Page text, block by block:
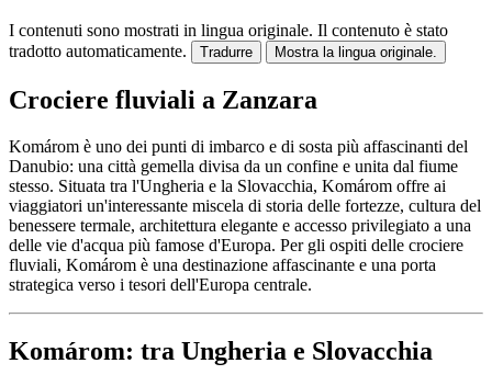
I contenuti sono mostrati in lingua originale. Il contenuto è stato
tradotto automaticamente.
Tradurre Mostra la lingua originale.
Crociere fluviali a Zanzara
Komárom è uno dei punti di imbarco e di sosta più affascinanti del
Danubio: una città gemella divisa da un confine e unita dal fiume
stesso. Situata tra l'Ungheria e la Slovacchia, Komárom offre ai
viaggiatori un'interessante miscela di storia delle fortezze, cultura del
benessere termale, architettura elegante e accesso privilegiato a una
delle vie d'acqua più famose d'Europa. Per gli ospiti delle crociere
fluviali, Komárom è una destinazione affascinante e una porta
strategica verso i tesori dell'Europa centrale.
Komárom: tra Ungheria e Slovacchia